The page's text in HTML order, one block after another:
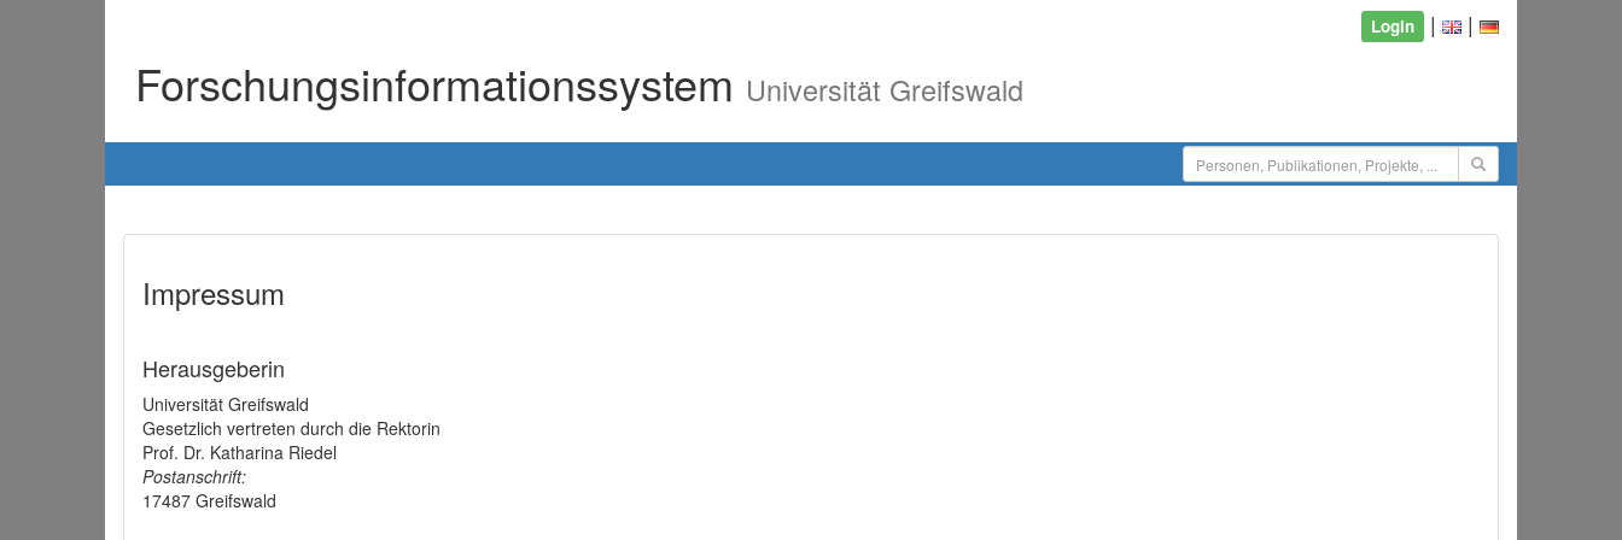
Login | |
Forschungsinformationssystem Universität Greifswald
Impressum
Herausgeberin
Universität Greifswald
Gesetzlich vertreten durch die Rektorin
Prof. Dr. Katharina Riedel
Postanschrift:
17487 Greifswald